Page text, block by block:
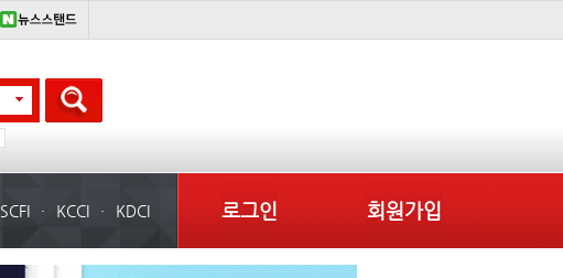
SCFI KCCI KDCI 로그인 회원가입